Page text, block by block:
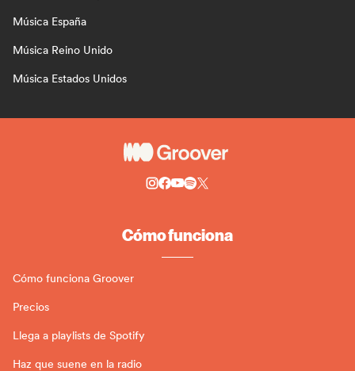
Música España
Música Reino Unido
Música Estados Unidos
Cómo funciona
Cómo funciona Groover
Precios
Llega a playlists de Spotify
Haz que suene en la radio